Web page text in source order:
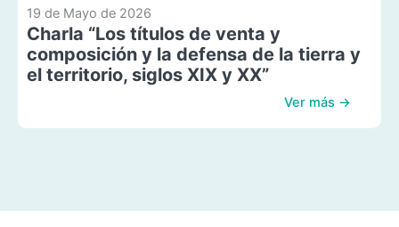
19 de Mayo de 2026
Charla “Los títulos de venta y
composición y la defensa de la tierra y
el territorio, siglos XIX y XX”
Ver más →